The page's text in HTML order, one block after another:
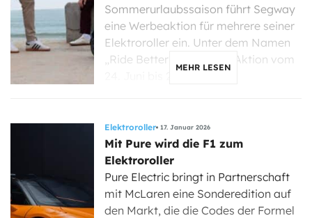
Sommerurlaubssaison führt Segway
eine Werbeaktion für mehrere seiner
Elektroroller ein. Unter dem Namen
„Ride Better“ läuft diese Aktion vom
MEHR LESEN
Elektroroller 17. Januar 2026
Mit Pure wird die F1 zum
Elektroroller
Pure Electric bringt in Partnerschaft
mit McLaren eine Sonderedition auf
den Markt, die die Codes der Formel